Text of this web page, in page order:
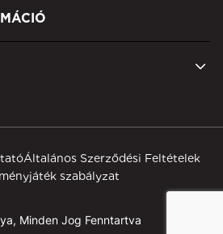
Minden Jog Fenntartva
Általános Szerződési Feltételek
szabályzat